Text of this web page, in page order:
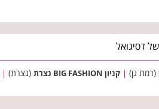
דסיגואל
(רמת גן) | קניון BIG FASHION נצרת (נצרת) |